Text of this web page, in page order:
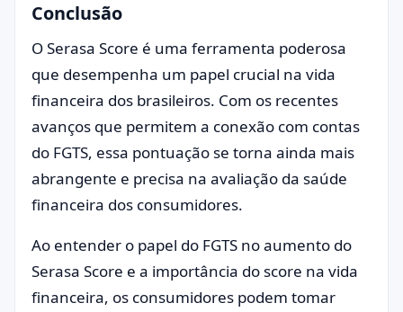
Conclusão
O Serasa Score é uma ferramenta poderosa
que desempenha um papel crucial na vida
financeira dos brasileiros. Com os recentes
avanços que permitem a conexão com contas
do FGTS, essa pontuação se torna ainda mais
abrangente e precisa na avaliação da saúde
financeira dos consumidores.
Ao entender o papel do FGTS no aumento do
Serasa Score e a importância do score na vida
financeira, os consumidores podem tomar